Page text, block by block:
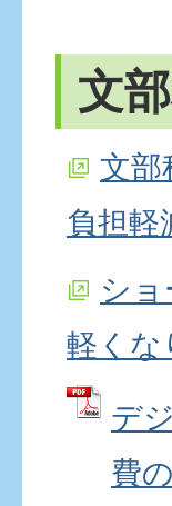
文
文部
負担軽
シ
軽くな
デ
費